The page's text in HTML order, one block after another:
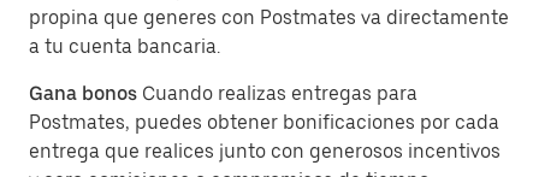
propina que generes con Postmates va directamente
a tu cuenta bancaria.
Gana bonos Cuando realizas entregas para
Postmates, puedes obtener bonificaciones por cada
entrega que realices junto con generosos incentivos